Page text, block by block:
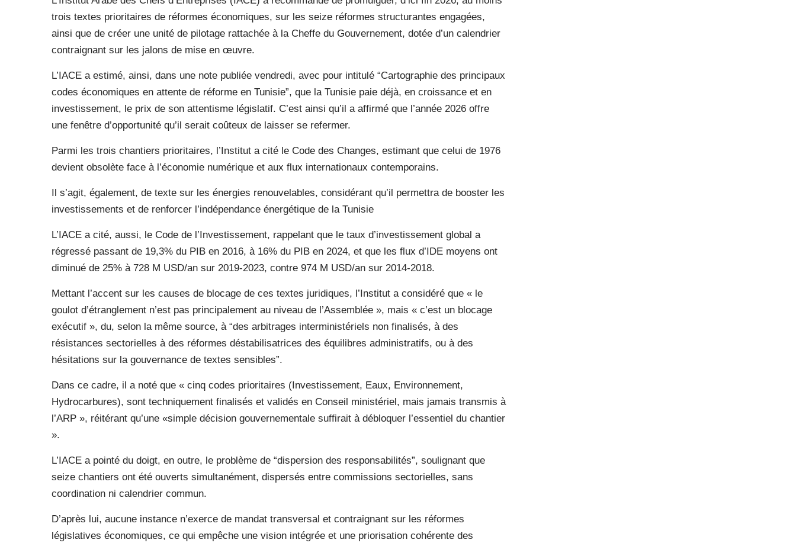
trois textes prioritaires de réformes économiques, sur les seize réformes structurantes engagées,
ainsi que de créer une unité de pilotage rattachée à la Cheffe du Gouvernement, dotée d’un calendrier
contraignant sur les jalons de mise en œuvre.
L’IACE a estimé, ainsi, dans une note publiée vendredi, avec pour intitulé “Cartographie des principaux
codes économiques en attente de réforme en Tunisie”, que la Tunisie paie déjà, en croissance et en
investissement, le prix de son attentisme législatif. C’est ainsi qu’il a affirmé que l’année 2026 offre
une fenêtre d’opportunité qu’il serait coûteux de laisser se refermer.
Parmi les trois chantiers prioritaires, l’Institut a cité le Code des Changes, estimant que celui de 1976
devient obsolète face à l’économie numérique et aux flux internationaux contemporains.
Il s’agit, également, de texte sur les énergies renouvelables, considérant qu’il permettra de booster les
investissements et de renforcer l’indépendance énergétique de la Tunisie
L’IACE a cité, aussi, le Code de l’Investissement, rappelant que le taux d’investissement global a
régressé passant de 19,3% du PIB en 2016, à 16% du PIB en 2024, et que les flux d’IDE moyens ont
diminué de 25% à 728 M USD/an sur 2019-2023, contre 974 M USD/an sur 2014-2018.
Mettant l’accent sur les causes de blocage de ces textes juridiques, l’Institut a considéré que « le
goulot d’étranglement n’est pas principalement au niveau de l’Assemblée », mais « c’est un blocage
exécutif », du, selon la même source, à “des arbitrages interministériels non finalisés, à des
résistances sectorielles à des réformes déstabilisatrices des équilibres administratifs, ou à des
hésitations sur la gouvernance de textes sensibles”.
Dans ce cadre, il a noté que « cinq codes prioritaires (Investissement, Eaux, Environnement,
Hydrocarbures), sont techniquement finalisés et validés en Conseil ministériel, mais jamais transmis à
l’ARP », réitérant qu’une «simple décision gouvernementale suffirait à débloquer l’essentiel du chantier
».
L’IACE a pointé du doigt, en outre, le problème de “dispersion des responsabilités”, soulignant que
seize chantiers ont été ouverts simultanément, dispersés entre commissions sectorielles, sans
coordination ni calendrier commun.
D’après lui, aucune instance n’exerce de mandat transversal et contraignant sur les réformes
législatives économiques, ce qui empêche une vision intégrée et une priorisation cohérente des